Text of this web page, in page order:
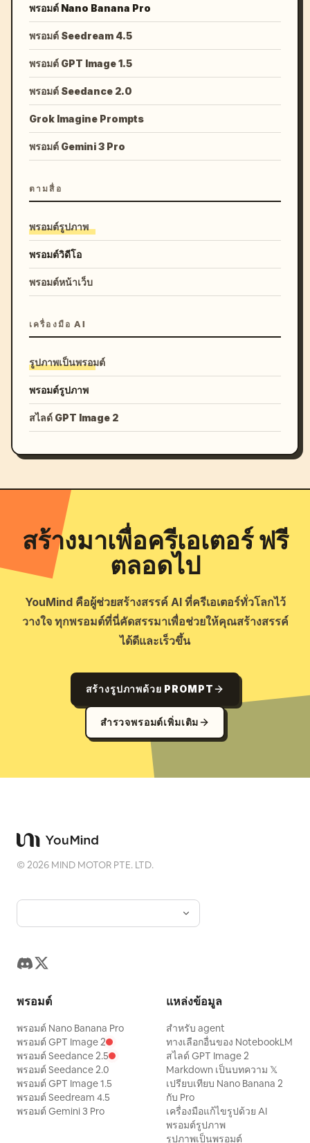
พรอมต์ Nano Banana Pro
พรอมต์ Seedream 4.5
พรอมต์ GPT Image 1.5
พรอมต์ Seedance 2.0
Grok Imagine Prompts
พรอมต์ Gemini 3 Pro
ตามสื่อ
พรอมต์รูปภาพ
พรอมต์วิดีโอ
พรอมต์หน้าเว็บ
เครื่องมือ AI
รูปภาพเป็นพรอมต์
พรอมต์รูปภาพ
สไลด์ GPT Image 2
สร้างมาเพื่อครีเอเตอร์ ฟรี
ตลอดไป
YouMind คือผู้ช่วยสร้างสรรค์ AI ที่ครีเอเตอร์ทั่วโลกไว้
วางใจ ทุกพรอมต์ที่นี่คัดสรรมาเพื่อช่วยให้คุณสร้างสรรค์
ได้ดีและเร็วขึ้น
สร้างรูปภาพด้วย PROMPT
สำรวจพรอมต์เพิ่มเติม
©2026 MIND MOTOR PTE. LTD.
พรอมต์
พรอมต์ Nano Banana Pro
พรอมต์ GPT Image 2
พรอมต์ Seedance 2.5
พรอมต์ Seedance 2.0
พรอมต์ GPT Image 1.5
พรอมต์ Seedream 4.5
พรอมต์ Gemini 3 Pro
แหล่งข้อมูล
สำหรับ agent
ทางเลือกอื่นของ NotebookLM
สไลด์ GPT Image 2
Markdown เป็นบทความ 𝕏
เปรียบเทียบ Nano Banana 2
กับ Pro
เครื่องมือแก้ไขรูปด้วย AI
พรอมต์รูปภาพ
รูปภาพเป็นพรอมต์